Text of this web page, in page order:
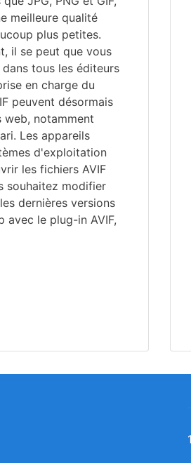
meilleure qualité
plus petites.
il se peut que vous
tous les éditeurs
en charge du
peuvent désormais
notamment
Les appareils
d'exploitation
les fichiers AVIF
souhaitez modifier
dernières versions
avec le plug-in AVIF,